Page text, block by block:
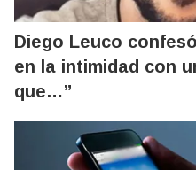
Diego Leuco
en la intimidad con
que…”